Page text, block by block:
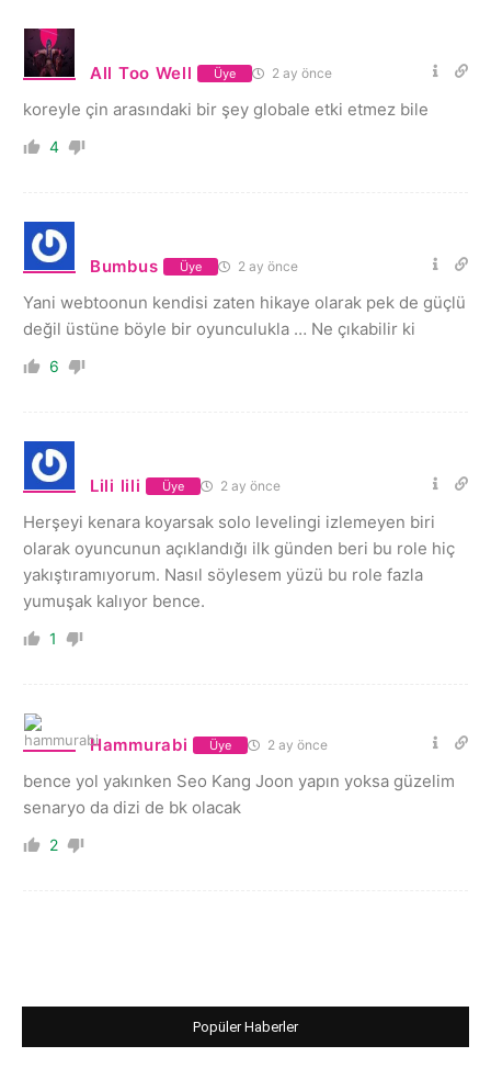
All Too Well Üye 2 ay önce
koreyle çin arasındaki bir şey globale etki etmez bile
4
Bumbus Üye 2 ay önce
Yani webtoonun kendisi zaten hikaye olarak pek de güçlü
değil üstüne böyle bir oyunculukla … Ne çıkabilir ki
6
Lili lili Üye 2 ay önce
Herşeyi kenara koyarsak solo levelingi izlemeyen biri
olarak oyuncunun açıklandığı ilk günden beri bu role hiç
yakıştıramıyorum. Nasıl söylesem yüzü bu role fazla
yumuşak kalıyor bence.
1
Hammurabi Üye 2 ay önce
bence yol yakınken Seo Kang Joon yapın yoksa güzelim
senaryo da dizi de bk olacak
2
Popüler Haberler